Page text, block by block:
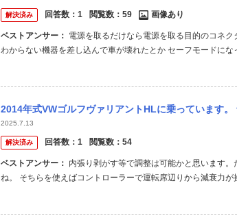
解決済み 回答数： 1 閲覧数： 59 画像あり
ベストアンサー：
わからない機器を差し込んで車が壊れたとか セーフモードに
ますよ。 どれがどういう目的かわからないならシガーソケッ
2014年式VWゴルフヴァリアントHLに乗っています。 teinの車高調を入れたいのですが。 リヤのタイヤハ
2025.7.13
解決済み 回答数： 1 閲覧数： 54
ベストアンサー：
ね。 そちらを使えばコントローラーで運転席辺りから減衰力